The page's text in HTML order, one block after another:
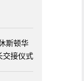
斯顿华
交接仪式